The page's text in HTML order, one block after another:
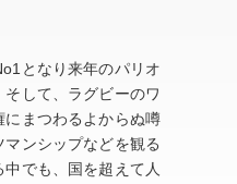
となり来年のパリオ
して、ラグビーのワ
まつわるよからぬ噂
ンシップなどを観る
でも、国を超えて人